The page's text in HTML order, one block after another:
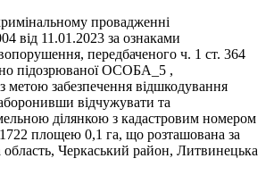
провадженні
від 11.01.2023 за ознаками
передбаченого ч. 1 ст. 364
підозрюваної ОСОБА_5 ,
забезпечення відшкодування
відчужувати та
ділянкою з кадастровим номером
площею 0,1 га, що розташована за
область, Черкаський район, Литвинецька